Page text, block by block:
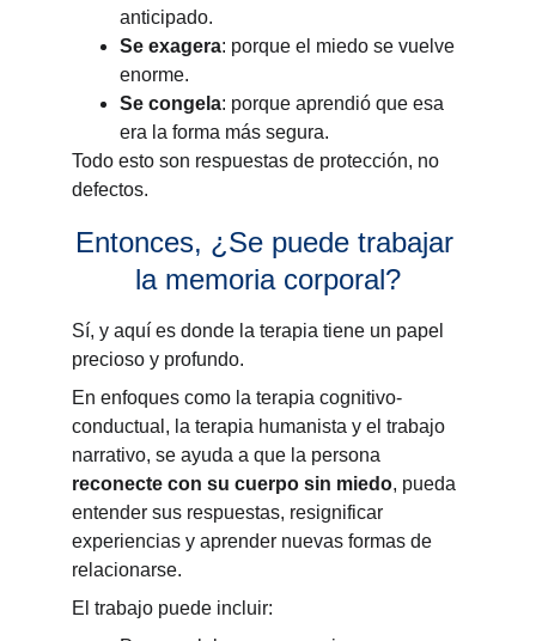
anticipado.
Se exagera: porque el miedo se vuelve
enorme.
Se congela: porque aprendió que esa
era la forma más segura.
Todo esto son respuestas de protección, no
defectos.
Entonces, ¿Se puede trabajar
la memoria corporal?
Sí, y aquí es donde la terapia tiene un papel
precioso y profundo.
En enfoques como la terapia cognitivo-
conductual, la terapia humanista y el trabajo
narrativo, se ayuda a que la persona
reconecte con su cuerpo sin miedo, pueda
entender sus respuestas, resignificar
experiencias y aprender nuevas formas de
relacionarse.
El trabajo puede incluir: